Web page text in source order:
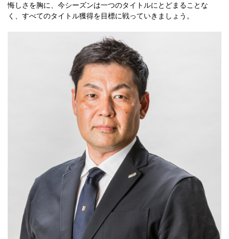
悔しさを胸に、今シーズンは一つのタイトルにとどまることな
く、すべてのタイトル獲得を目標に戦っていきましょう。